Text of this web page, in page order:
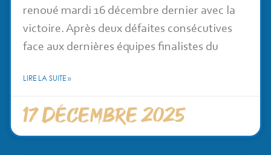
renoué mardi 16 décembre dernier avec la
victoire. Après deux défaites consécutives
face aux dernières équipes finalistes du
LIRE LA SUITE »
17 décembre 2025